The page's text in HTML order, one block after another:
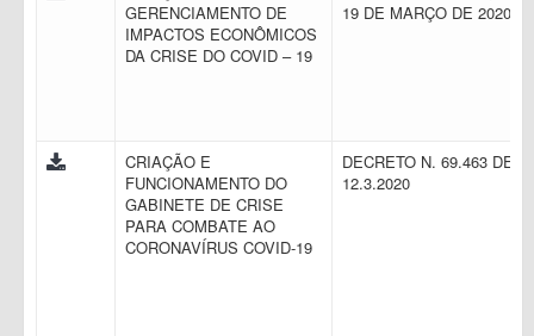
GERENCIAMENTO DE
IMPACTOS ECONÔMICOS
DA CRISE DO COVID – 19
19 DE MARÇO DE 2020
CRIAÇÃO E
FUNCIONAMENTO DO
GABINETE DE CRISE
PARA COMBATE AO
CORONAVÍRUS COVID-19
DECRETO N. 69.463 DE
12.3.2020